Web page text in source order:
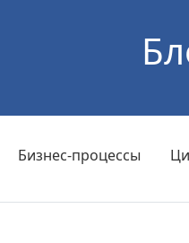
Бизнес-процессы